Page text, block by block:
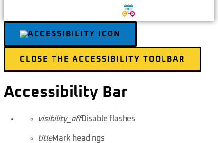
CLOSE THE ACCESSIBILITY TOOLBAR
Accessibility Bar
visibility_offDisable flashes
titleMark headings